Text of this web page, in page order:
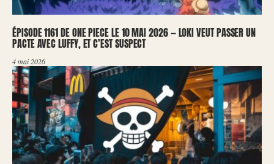
ÉPISODE 1161 DE ONE PIECE LE 10 MAI 2026 — LOKI VEUT PASSER UN
PACTE AVEC LUFFY, ET C’EST SUSPECT
4 mai 2026